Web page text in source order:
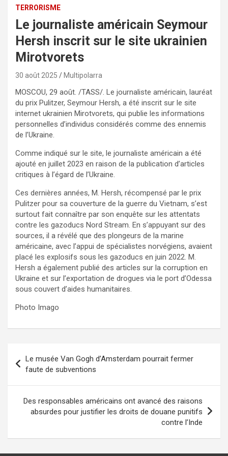
TERRORISME
Le journaliste américain Seymour
Hersh inscrit sur le site ukrainien
Mirotvorets
30 août 2025 Multipolarra
MOSCOU, 29 août. /TASS/. Le journaliste américain, lauréat
du prix Pulitzer, Seymour Hersh, a été inscrit sur le site
internet ukrainien Mirotvorets, qui publie les informations
personnelles d’individus considérés comme des ennemis
de l’Ukraine.
Comme indiqué sur le site, le journaliste américain a été
ajouté en juillet 2023 en raison de la publication d’articles
critiques à l’égard de l’Ukraine.
Ces dernières années, M. Hersh, récompensé par le prix
Pulitzer pour sa couverture de la guerre du Vietnam, s’est
surtout fait connaître par son enquête sur les attentats
contre les gazoducs Nord Stream. En s’appuyant sur des
sources, il a révélé que des plongeurs de la marine
américaine, avec l’appui de spécialistes norvégiens, avaient
placé les explosifs sous les gazoducs en juin 2022. M.
Hersh a également publié des articles sur la corruption en
Ukraine et sur l’exportation de drogues via le port d’Odessa
sous couvert d’aides humanitaires.
Photo Imago
de
l’article
Le musée Van Gogh d’Amsterdam pourrait fermer
faute de subventions
Des responsables américains ont avancé des raisons
absurdes pour justifier les droits de douane punitifs
contre l’Inde